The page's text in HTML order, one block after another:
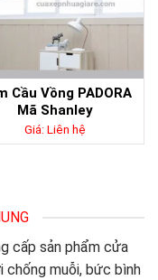
Cầu Vồng PADORA
Mã Shanley
Giá: Liên hệ
cấp sản phẩm cửa
chống muỗi, bức bình